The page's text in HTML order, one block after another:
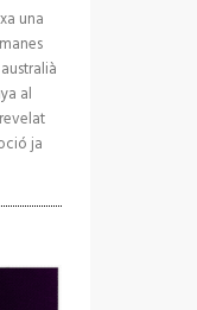
una
al
ja